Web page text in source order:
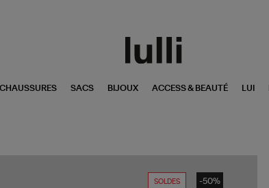
CHAUSSURES SACS BIJOUX ACCESS & BEAUTÉ LUI
SOLDES -50%